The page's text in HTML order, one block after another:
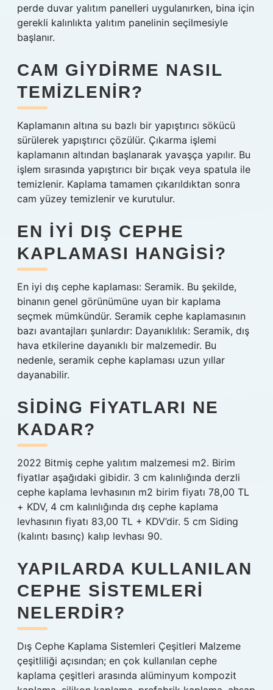
perde duvar yalıtım panelleri uygulanırken, bina için
gerekli kalınlıkta yalıtım panelinin seçilmesiyle
başlanır.
CAM GIYDIRME NASIL
TEMIZLENIR?
Kaplamanın altına su bazlı bir yapıştırıcı sökücü
sürülerek yapıştırıcı çözülür. Çıkarma işlemi
kaplamanın altından başlanarak yavaşça yapılır. Bu
işlem sırasında yapıştırıcı bir bıçak veya spatula ile
temizlenir. Kaplama tamamen çıkarıldıktan sonra
cam yüzey temizlenir ve kurutulur.
EN IYI DIŞ CEPHE
KAPLAMASI HANGISI?
En iyi dış cephe kaplaması: Seramik. Bu şekilde,
binanın genel görünümüne uyan bir kaplama
seçmek mümkündür. Seramik cephe kaplamasının
bazı avantajları şunlardır: Dayanıklılık: Seramik, dış
hava etkilerine dayanıklı bir malzemedir. Bu
nedenle, seramik cephe kaplaması uzun yıllar
dayanabilir.
SIDING FIYATLARI NE
KADAR?
2022 Bitmiş cephe yalıtım malzemesi m2. Birim
fiyatlar aşağıdaki gibidir. 3 cm kalınlığında derzli
cephe kaplama levhasının m2 birim fiyatı 78,00 TL
+ KDV, 4 cm kalınlığında dış cephe kaplama
levhasının fiyatı 83,00 TL + KDV’dir. 5 cm Siding
(kalıntı basınç) kalıp levhası 90.
YAPILARDA KULLANILAN
CEPHE SISTEMLERI
NELERDIR?
Dış Cephe Kaplama Sistemleri Çeşitleri Malzeme
çeşitliliği açısından; en çok kullanılan cephe
kaplama çeşitleri arasında alüminyum kompozit